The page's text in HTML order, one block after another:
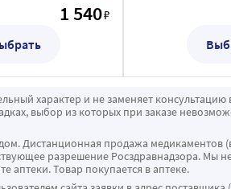
1 540₽
характер и не заменяет
выбор из которых при заказе
Дистанционная продажа медикаментов
разрешение Росздравнадзора. Мы
аптеки. Товар покупается в аптеке.